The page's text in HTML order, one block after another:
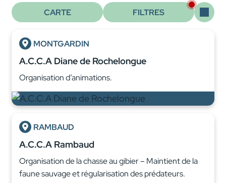
CARTE FILTRES
MONTGARDIN
A.C.C.A Diane de Rochelongue
Organisation d’animations.
RAMBAUD
A.C.C.A Rambaud
Organisation de la chasse au gibier – Maintient de la
faune sauvage et régularisation des prédateurs.